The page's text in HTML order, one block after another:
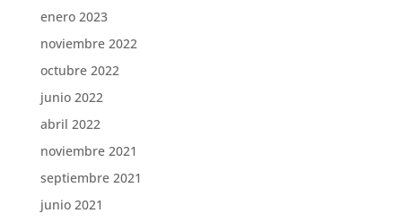
enero 2023
noviembre 2022
octubre 2022
junio 2022
abril 2022
noviembre 2021
septiembre 2021
junio 2021